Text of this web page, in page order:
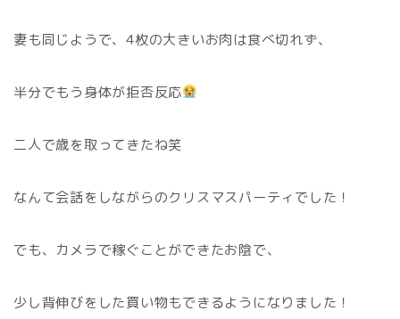
妻も同じようで、4枚の大きいお肉は食べ切れず、
半分でもう身体が拒否反応
二人で歳を取ってきたね笑
なんて会話をしながらのクリスマスパーティでした！
でも、カメラで稼ぐことができたお陰で、
少し背伸びをした買い物もできるようになりました！